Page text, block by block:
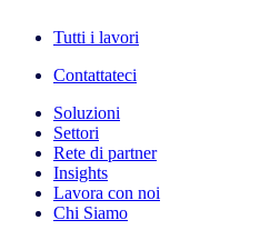
Tutti i lavori
Contattateci
Soluzioni
Settori
Rete di partner
Insights
Lavora con noi
Chi Siamo